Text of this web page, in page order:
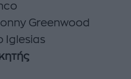
Greenwood
Iglesias